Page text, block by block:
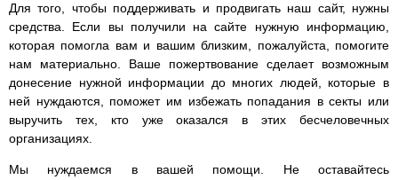
Для того, чтобы поддерживать и продвигать наш сайт, нужны
средства. Если вы получили на сайте нужную информацию,
которая помогла вам и вашим близким, пожалуйста, помогите
нам материально. Ваше пожертвование сделает возможным
донесение нужной информации до многих людей, которые в
ней нуждаются, поможет им избежать попадания в секты или
выручить тех, кто уже оказался в этих бесчеловечных
организациях.
Мы нуждаемся в вашей помощи. Не оставайтесь